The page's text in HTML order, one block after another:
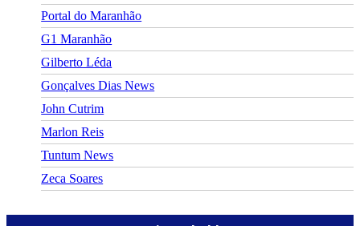
Portal do Maranhão
G1 Maranhão
Gilberto Léda
Gonçalves Dias News
John Cutrim
Marlon Reis
Tuntum News
Zeca Soares